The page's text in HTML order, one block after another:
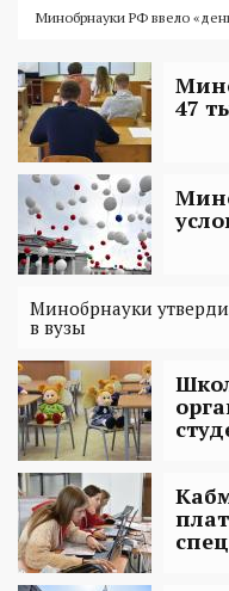
Минобрнауки РФ ввело
47
Минобрнауки
в вузы